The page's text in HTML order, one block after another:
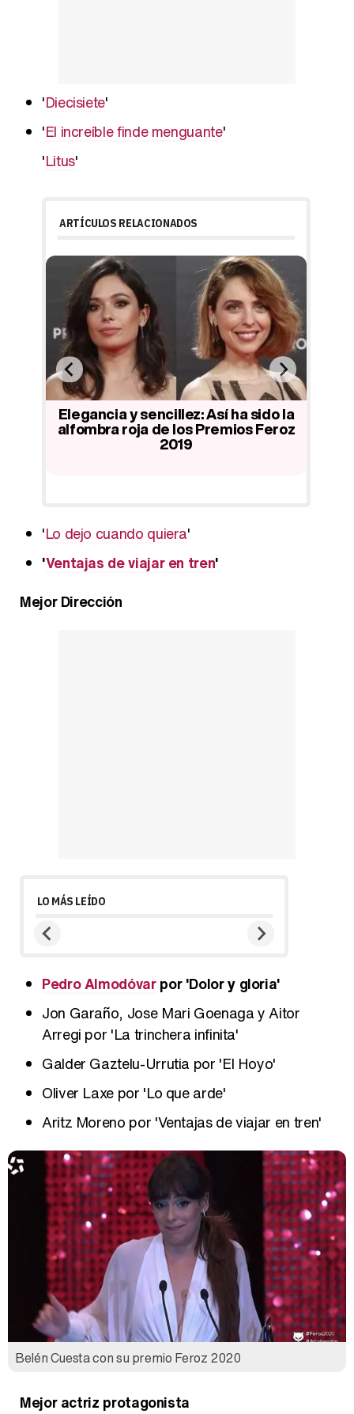
'Diecisiete'
'El increíble finde menguante'
'Litus'
ARTÍCULOS RELACIONADOS
Elegancia y sencillez: Así ha sido la
alfombra roja de los Premios Feroz
2019
'Lo dejo cuando quiera'
'Ventajas de viajar en tren'
Mejor Dirección
LO MÁS LEÍDO
Pedro Almodóvarpor 'Dolor y gloria'
Jon Garaño, Jose Mari Goenaga y Aitor
Arregi por 'La trinchera infinita'
Galder Gaztelu-Urrutia por 'El Hoyo'
Oliver Laxe por 'Lo que arde'
Aritz Moreno por 'Ventajas de viajar en tren'
Belén Cuesta con su premio Feroz 2020
Mejor actriz protagonista